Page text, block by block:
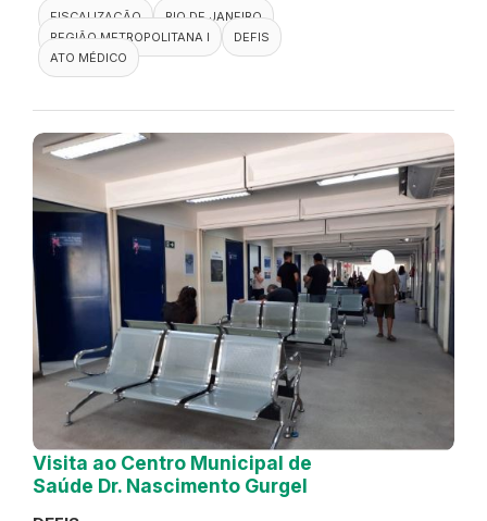
FISCALIZAÇÃO
RIO DE JANEIRO
REGIÃO METROPOLITANA I
DEFIS
ATO MÉDICO
Visita ao Centro Municipal de
Saúde Dr. Nascimento Gurgel